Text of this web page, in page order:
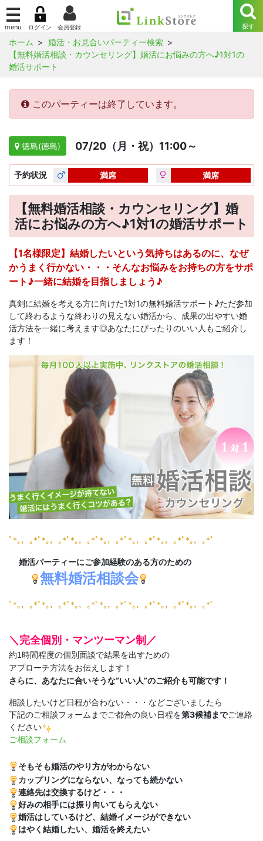
ホーム
婚活・お見合いパーティー検索
【無料婚活相談・カウンセリング】婚活にお悩みの方へ♪1対1の
婚活サポート
このパーティーは終了しています。
徳島(徳島) 07/20（月・祝）11:00～
予約状況 満席 満席
【無料婚活相談・カウンセリング】婚
活にお悩みの方へ♪1対1の婚活サポート
【1名様限定】結婚したいという気持ちはあるのに、なぜ
かうまく行かない・・・そんなお悩みをお持ちの方をサポ
ート♪一緒に結婚を目指しましょう♪
真剣に結婚を考える方に向けた1対1の無料婚活サポート♪ただ参加
して終わるような終わりの見えない婚活から、成果の出やすい婚
活方法を一緒に考えます◎あなたにぴったりのいい人もご紹介し
ます！
ﾟ*｡，｡*ﾟ*｡，｡*ﾟ*｡，｡*ﾟ*｡，｡*ﾟ*｡，｡*ﾟ*｡，｡*ﾟ*｡，｡*ﾟ
婚活パーティーにご参加経験のある方のための
無料婚活相談会
ﾟ*｡，｡*ﾟ*｡，｡*ﾟ*｡，｡*ﾟ*｡，｡*ﾟ*｡，｡*ﾟ*｡，｡*ﾟ*｡，｡*ﾟ
＼完全個別・マンツーマン制／
約1時間程度の個別面談で結果を出すための
アプローチ方法をお伝えします！
さらに、あなたに合いそうな“いい人”のご紹介も可能です！
相談したいけど日程が合わない・・・などございましたら
下記のご相談フォームまでご都合の良い日程を第3候補までご連絡
ください
ご相談フォーム
そもそも婚活のやり方がわからない
カップリングにならない、なっても続かない
連絡先は交換するけど・・・
好みの相手には振り向いてもらえない
婚活はしているけど、結婚イメージができない
はやく結婚したい、婚活を終えたい